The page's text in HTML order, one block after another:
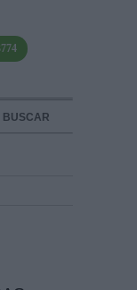
BUSCAR